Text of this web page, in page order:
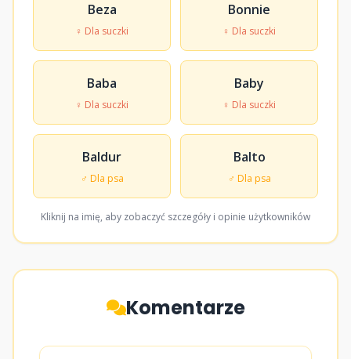
Beza
♀ Dla suczki
Bonnie
♀ Dla suczki
Baba
♀ Dla suczki
Baby
♀ Dla suczki
Baldur
♂ Dla psa
Balto
♂ Dla psa
Kliknij na imię, aby zobaczyć szczegóły i opinie użytkowników
Komentarze